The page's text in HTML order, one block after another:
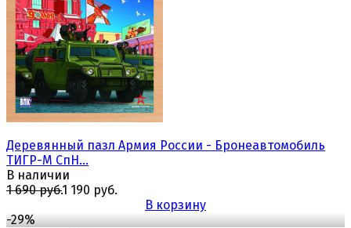
избранноесравнить
Деревянный пазл Армия России - Бронеавтомобиль
ТИГР-М СпН...
В наличии
1 690 руб.1 190 руб.
В корзину
-29%